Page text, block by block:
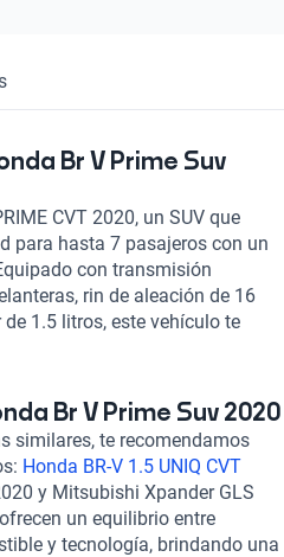
Br V Prime Suv
CVT 2020, un SUV que
para hasta 7 pasajeros con un
con transmisión
rin de aleación de 16
1.5 litros, este vehículo te
de 5.8 l/100km. Disfruta de
de distancia para mayor
destacada en potencia, confort
CVT 2020 es la elección
y estilo en cada viaje.
excepcional con
Br V Prime Suv 2020
similares, te recomendamos
Honda BR-V 1.5 UNIQ CVT
y Mitsubishi Xpander GLS
un equilibrio entre
y tecnología, brindando una